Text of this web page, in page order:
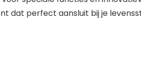
dat perfect aansluit bij je